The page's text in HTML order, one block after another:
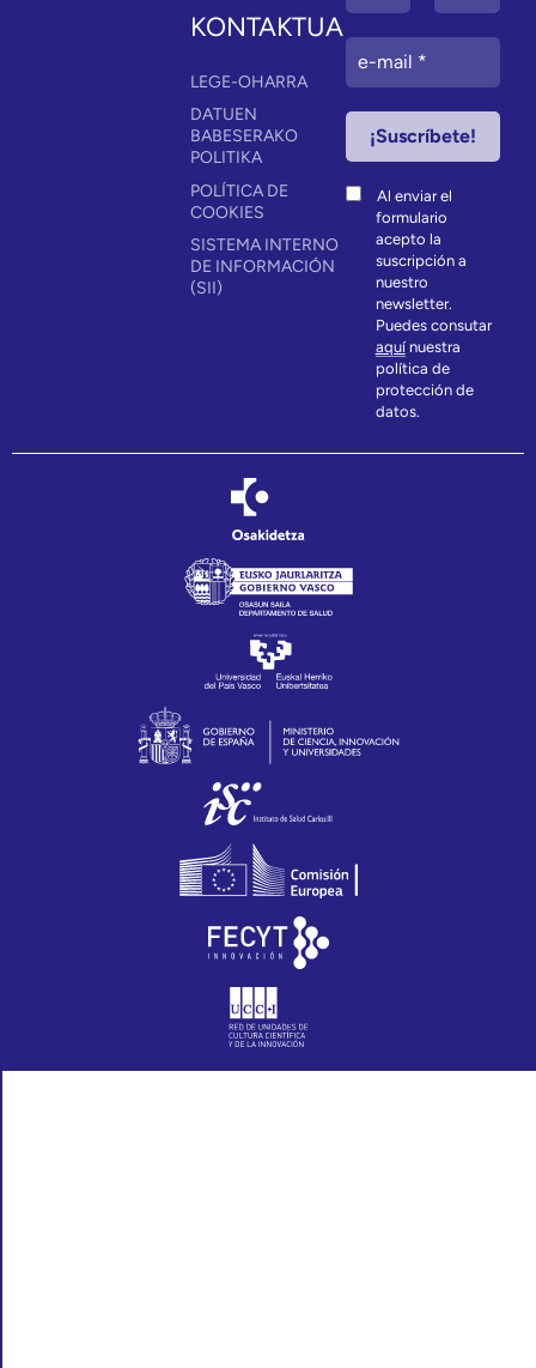
KONTAKTUA
LEGE-OHARRA
DATUEN
BABESERAKO
POLITIKA
POLÍTICA DE
COOKIES
SISTEMA INTERNO
DE INFORMACIÓN
(SII)
Al enviar el
formulario
acepto la
suscripción a
nuestro
newsletter.
Puedes consutar
aquínuestra
política de
protección de
datos.